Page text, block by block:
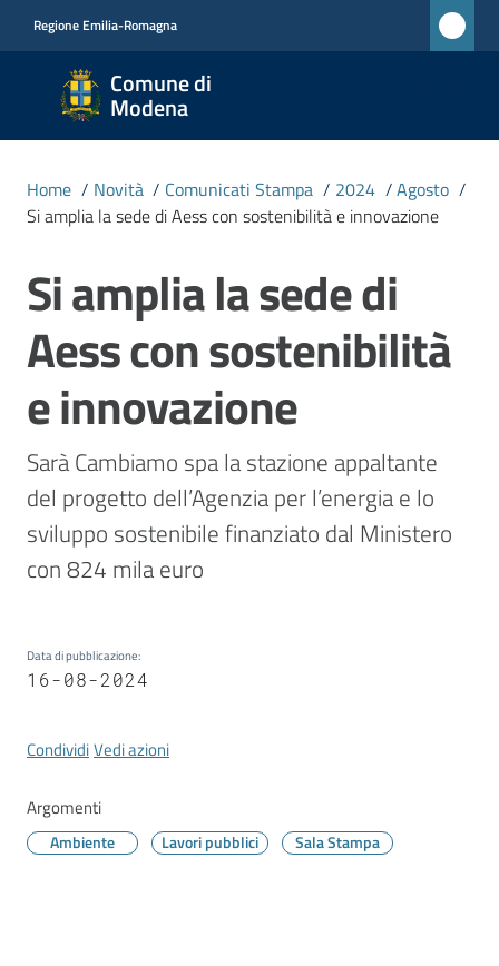
Regione Emilia-Romagna
Comune di
Modena
Comune
di
Modena
CIVICA
MONET
Amministrazione
Menu selezionato
Vivere
Modena
Argomenti
Seguici
Home / Novità / Comunicati Stampa / 2024 /Agosto /
Si amplia la sede di Aess con sostenibilità e innovazione
Salta al contenuto
Si amplia la sede di
Aess con sostenibilità
e innovazione
Sarà Cambiamo spa la stazione appaltante
del progetto dell’Agenzia per l’energia e lo
sviluppo sostenibile finanziato dal Ministero
con 824 mila euro
Data di pubblicazione:
16-08-2024
CondividiVedi azioni
Argomenti
Ambiente Lavori pubblici Sala Stampa